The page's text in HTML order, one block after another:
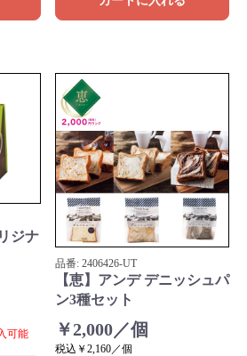
ジナ
可能
品番: 2406426-UT
【恵】アンデ デニッシュパ
ン3種セット
￥2,000／個
税込￥2,160／個